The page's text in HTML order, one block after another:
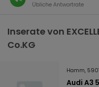
Übliche Antwortrate
Inserate von
Co.KG
Hamm,
Audi A3